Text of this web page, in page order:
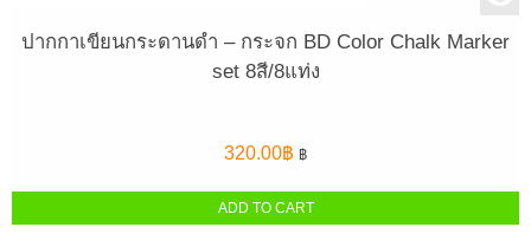
ปากกาเขียนกระดานดำ – กระจก BD Color Chalk Marker
set 8สี/8แท่ง
320.00฿ ฿
ADD TO CART